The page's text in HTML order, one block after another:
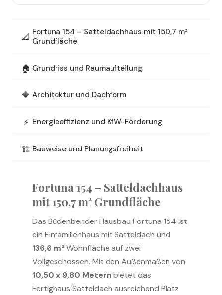
📐 Fortuna 154 – Satteldachhaus mit 150,7 m²
Grundfläche
🏠 Grundriss und Raumaufteilung
🔷 Architektur und Dachform
⚡ Energieeffizienz und KfW-Förderung
🏗️ Bauweise und Planungsfreiheit
Fortuna 154 – Satteldachhaus
mit 150,7 m²Grundfläche
Das Büdenbender Hausbau Fortuna 154 ist
ein Einfamilienhaus mit Satteldach und
136,6 m²Wohnfläche auf zwei
Vollgeschossen. Mit den Außenmaßen von
10,50 x 9,80 Metern bietet das
Fertighaus Satteldach ausreichend Platz